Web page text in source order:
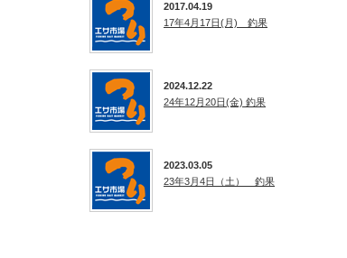
2017.04.19
17年4月17日(月) 釣果
2024.12.22
24年12月20日(金) 釣果
2023.03.05
23年3月4日（土） 釣果